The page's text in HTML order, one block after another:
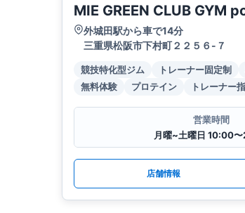
MIE GREEN CLUB GYM
外城田駅から車で14分
三重県松阪市下村町２２５６-７
競技特化型ジム トレーナー固定制
無料体験
プロテイン トレーナー
営業時間
月曜~土曜日 10:00
店舗情報